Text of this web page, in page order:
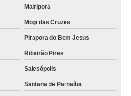
Mairiporã
Mogi das Cruzes
Pirapora do Bom Jesus
Ribeirão Pires
Salesópolis
Santana de Parnaíba